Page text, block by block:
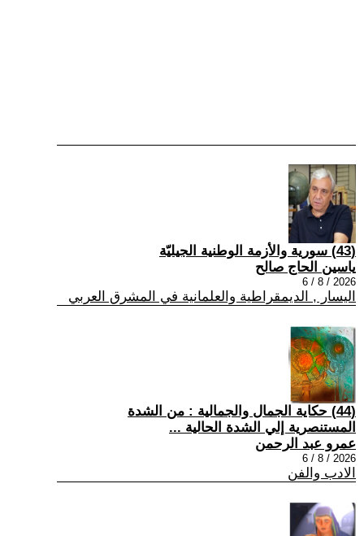
(43) سورية والأزمة الوطنية الجيليّة
ياسين الحاج صالح
2026 / 8 / 6
اليسار , الديمقراطية والعلمانية في المشرق العربي
(44) حكاية الجمال والجمالية : من الشدة
المستنصرية إلي الشدة الحالية ...
عمرو عبد الرحمن
2026 / 8 / 6
الادب والفن